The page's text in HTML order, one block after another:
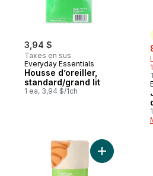
3,94 $
Taxes en sus
Everyday Essentials
Housse d’oreiller,
standard/grand lit
1 ea, 3,94 $/1ch
Ajouter Jeté